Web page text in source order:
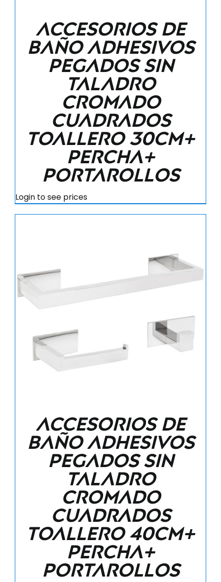
Accesorios de
baño adhesivos
pegados sin
taladro
cromado
cuadrados
Toallero 30cm+
Percha+
Portarollos
Login to see prices
Accesorios de
baño adhesivos
pegados sin
taladro
cromado
cuadrados
Toallero 40cm+
Percha+
Portarollos